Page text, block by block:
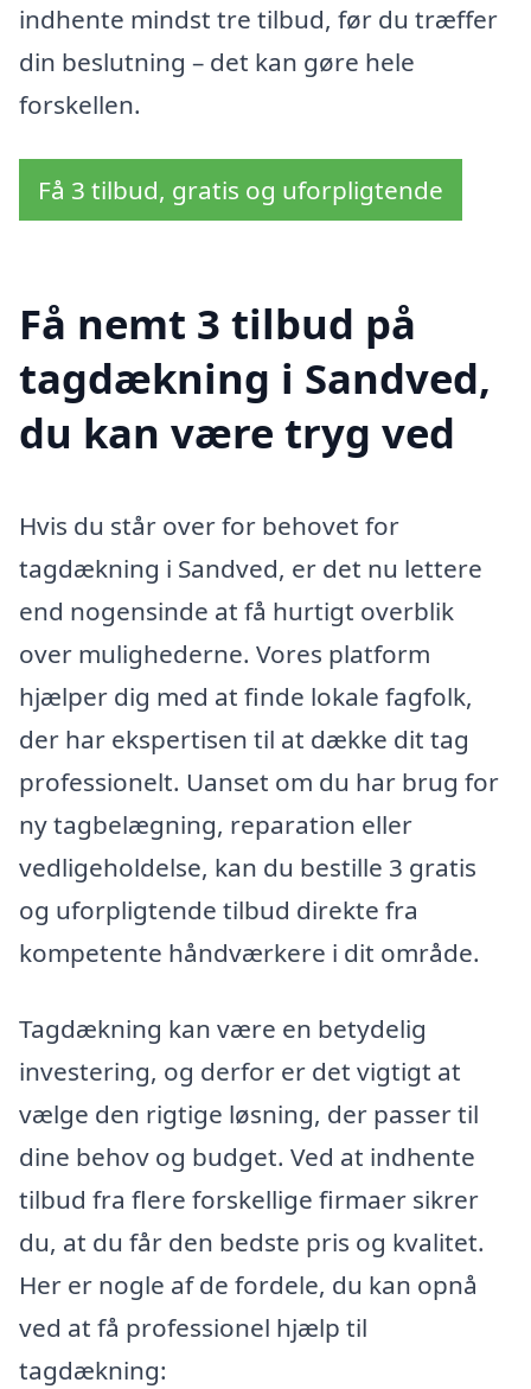
indhente mindst tre tilbud, før du træffer
din beslutning – det kan gøre hele
forskellen.
Få 3 tilbud, gratis og uforpligtende
Få nemt 3 tilbud på
tagdækning i Sandved,
du kan være tryg ved
Hvis du står over for behovet for
tagdækning i Sandved, er det nu lettere
end nogensinde at få hurtigt overblik
over mulighederne. Vores platform
hjælper dig med at finde lokale fagfolk,
der har ekspertisen til at dække dit tag
professionelt. Uanset om du har brug for
ny tagbelægning, reparation eller
vedligeholdelse, kan du bestille 3 gratis
og uforpligtende tilbud direkte fra
kompetente håndværkere i dit område.
Tagdækning kan være en betydelig
investering, og derfor er det vigtigt at
vælge den rigtige løsning, der passer til
dine behov og budget. Ved at indhente
tilbud fra flere forskellige firmaer sikrer
du, at du får den bedste pris og kvalitet.
Her er nogle af de fordele, du kan opnå
ved at få professionel hjælp til
tagdækning: